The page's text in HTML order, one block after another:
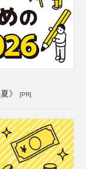
》 [PR]